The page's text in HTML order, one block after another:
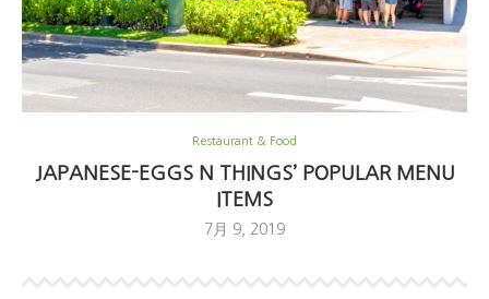
Restaurant & Food
JAPANESE-EGGS N THINGS’ POPULAR MENU
ITEMS
7月 9, 2019